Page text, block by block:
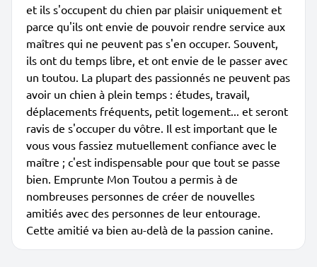
et ils s'occupent du chien par plaisir uniquement et
parce qu'ils ont envie de pouvoir rendre service aux
maîtres qui ne peuvent pas s'en occuper. Souvent,
ils ont du temps libre, et ont envie de le passer avec
un toutou. La plupart des passionnés ne peuvent pas
avoir un chien à plein temps : études, travail,
déplacements fréquents, petit logement... et seront
ravis de s'occuper du vôtre. Il est important que le
vous vous fassiez mutuellement confiance avec le
maître ; c'est indispensable pour que tout se passe
bien. Emprunte Mon Toutou a permis à de
nombreuses personnes de créer de nouvelles
amitiés avec des personnes de leur entourage.
Cette amitié va bien au-delà de la passion canine.